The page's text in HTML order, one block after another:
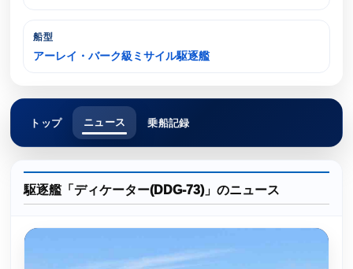
船型
アーレイ・バーク級ミサイル駆逐艦
トップ ニュース 乗船記録
駆逐艦「ディケーター(DDG-73)」のニュース